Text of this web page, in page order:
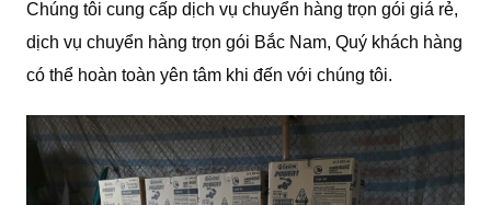
Chúng tôi cung cấp dịch vụ chuyển hàng trọn gói giá rẻ,
dịch vụ chuyển hàng trọn gói Bắc Nam, Quý khách hàng
có thể hoàn toàn yên tâm khi đến với chúng tôi.